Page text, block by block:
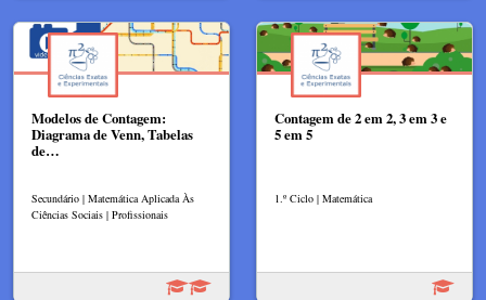
Modelos de Contagem:
Diagrama de Venn, Tabelas
de…
Secundário | Matemática Aplicada Às
Ciências Sociais | Profissionais
Contagem de 2 em 2, 3 em 3 e
5 em 5
1.º Ciclo | Matemática